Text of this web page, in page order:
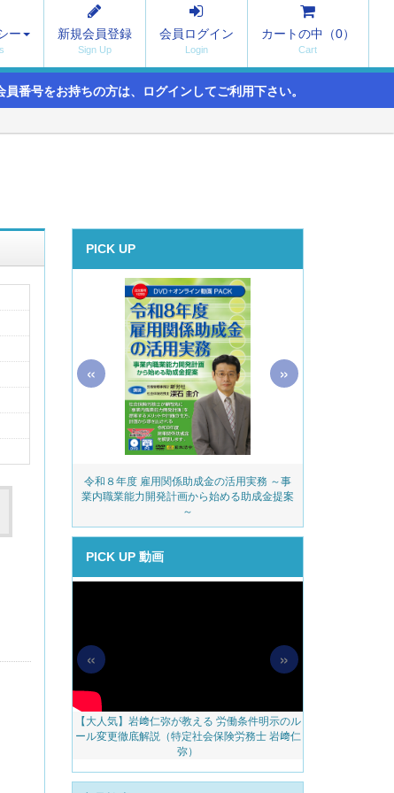
ー 新規会員登録 会員ログイン カートの中（0）
番号をお持ちの方は、ログインしてご利用下さい。
PICK UP
ク
令和８年度 雇用関係助成金の活用実務 ～事
業内職業能力開発計画から始める助成金提案
～
« »
PICK UP 動画
【大人気】岩﨑仁弥が教える 労働条件明示のル
ール変更徹底解説（特定社会保険労務士 岩﨑仁
弥）
« »